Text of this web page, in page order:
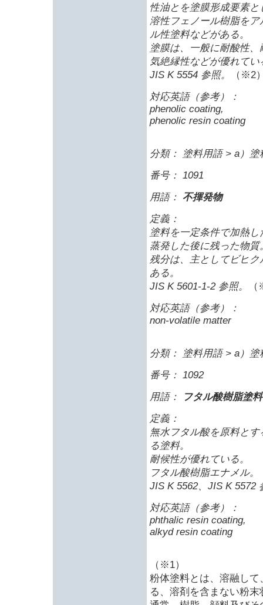
性油とを塗膜形成要素
溶性フェノール樹脂を
ル性塗料などがある。
塗膜は、一般に耐酸性
気絶縁性などが優れてい
JIS K 5554 参照。
（※2
対応英語（参考）：
phenolic coating,
phenolic resin coating
分類： 塗料用語 > a）
番号： 1091
用語： 不揮発物
定義：
塗料を一定条件で加熱
蒸発した後に残った物質
残分は、主としてビヒ
ある。
JIS K 5601-1-2 参照。
対応英語（参考）：
non-volatile matter
分類： 塗料用語 > a）
番号： 1092
用語：
フタル酸樹脂塗料
定義：
無水フタル酸を原料と
る塗料。
耐候性が優れている。
フタル酸樹脂エナメル。
JIS K 5562、JIS K 5572
対応英語（参考）：
phthalic resin coating,
alkyd resin coating
（※1）
粉体塗料とは、溶融し
る、溶剤を含まない粉